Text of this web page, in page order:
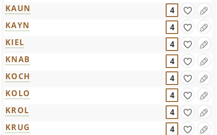
KAUN
4
KAYN
4
KIEL
4
KNAB
4
KOCH
4
KOLO
4
KROL
4
KRUG
4